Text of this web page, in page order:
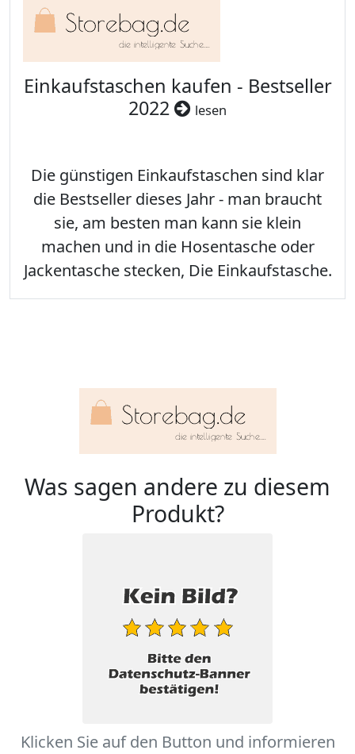
Einkaufstaschen kaufen - Bestseller
2022
lesen
Die günstigen Einkaufstaschen sind klar
die Bestseller dieses Jahr - man braucht
sie, am besten man kann sie klein
machen und in die Hosentasche oder
Jackentasche stecken, Die Einkaufstasche.
Was sagen andere zu diesem
Produkt?
Klicken Sie auf den Button und informieren